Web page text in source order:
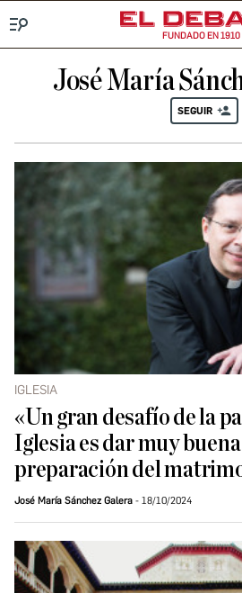
FUNDADO EN 1910
José María
SEGUIR
IGLESIA
«Un gran desafío de la
Iglesia es dar muy
preparación del
José María Sánchez Galera 18/10/2024